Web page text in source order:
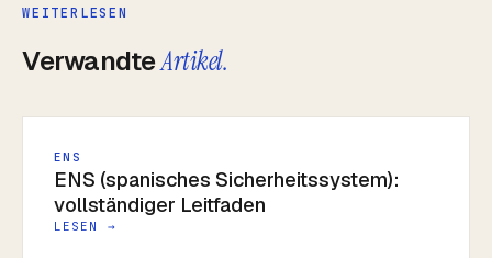
WEITERLESEN
VerwandteArtikel.
ENS
ENS (spanisches Sicherheitssystem):
vollständiger Leitfaden
LESEN →